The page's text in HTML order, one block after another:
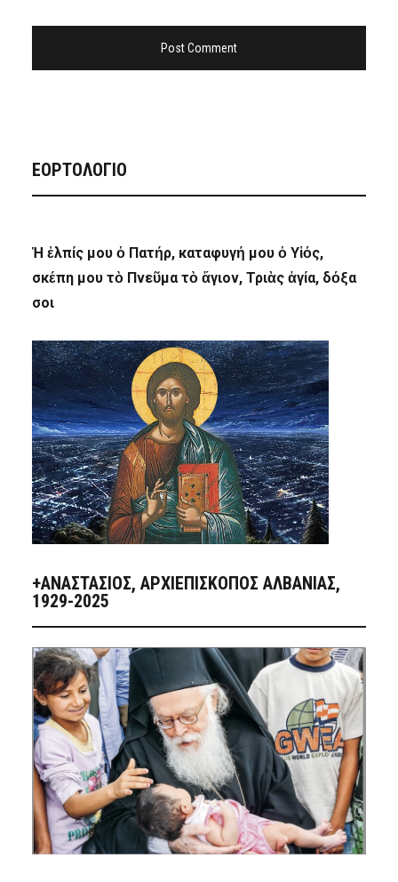
ΕΟΡΤΟΛΟΓΙΟ
Ἡ ἐλπίς μου ὁ Πατήρ, καταφυγή μου ὁ Υἱός,
σκέπη μου τὸ Πνεῦμα τὸ ἅγιον, Τριὰς ἁγία, δόξα
σοι
+ΑΝΑΣΤΆΣΙΟΣ, ΑΡΧΙΕΠΊΣΚΟΠΟΣ ΑΛΒΑΝΊΑΣ,
1929-2025